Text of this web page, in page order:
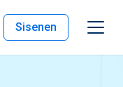
Sisenen